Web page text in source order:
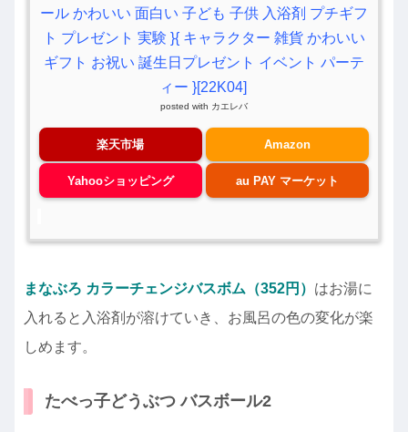
ール かわいい 面白い 子ども 子供 入浴剤 プチギフ
ト プレゼント 実験 }{ キャラクター 雑貨 かわいい
ギフト お祝い 誕生日プレゼント イベント パーテ
ィー }[22K04]
posted with カエレバ
楽天市場 Amazon
Yahooショッピング au PAY マーケット
まなぶろ カラーチェンジバスボム（352円） はお湯に
入れると入浴剤が溶けていき、お風呂の色の変化が楽
しめます。
たべっ子どうぶつ バスボール2